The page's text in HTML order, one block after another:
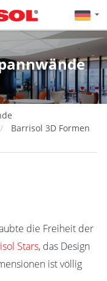
Barrisol 3D Formen
die Freiheit der
Stars, das Design
ist völlig